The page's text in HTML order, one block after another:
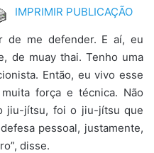
IMPRIMIR PUBLICAÇÃO
de me defender. E aí, eu
de muay thai. Tenho uma
Então, eu vivo esse
força e técnica. Não
jiu-jítsu, foi o jiu-jítsu que
pessoal, justamente,
disse.